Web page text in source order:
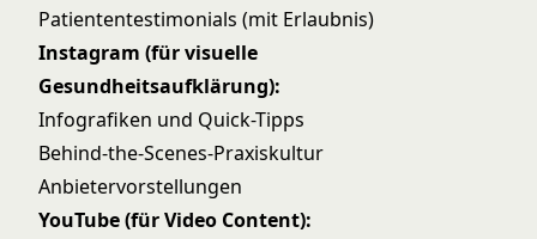
Patiententestimonials (mit Erlaubnis)
Instagram (für visuelle
Gesundheitsaufklärung):
Infografiken und Quick-Tipps
Behind-the-Scenes-Praxiskultur
Anbietervorstellungen
YouTube (für Video Content):